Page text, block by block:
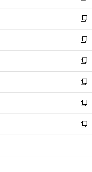
ウ
で
開
く
ン
ド
ウ
で
開
く
ウ
ィ
ン
ド
ウ
で
開
く
し
い
ウ
ィ
ン
ド
ウ
で
開
く
新
し
い
ウ
ィ
ン
ド
ウ
で
開
く
新
し
い
ウ
ィ
ン
ド
ウ
で
開
新
し
い
ウ
ィ
ン
ド
ウ
開
新
し
い
ウ
ィ
ン
ウ
新
し
い
ウ
ン
新
し
ウ